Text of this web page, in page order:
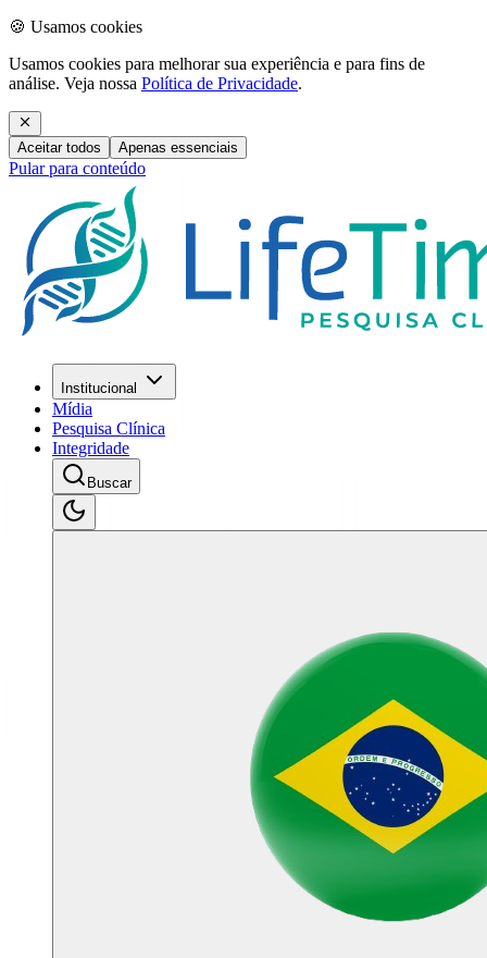
🍪 Usamos cookies
Usamos cookies para melhorar sua experiência e para fins de
análise. Veja nossa Política de Privacidade.
Aceitar todos Apenas essenciais
Pular para conteúdo
Institucional
Mídia
Pesquisa Clínica
Integridade
Buscar